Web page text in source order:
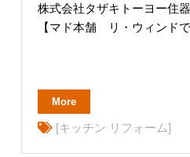
株式会社タザキトーヨー住器
【マド本舗 リ・ウィンド
More
[キッチン リフォーム]